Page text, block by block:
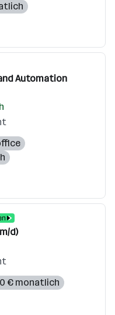
Automation
d)
€ monatlich